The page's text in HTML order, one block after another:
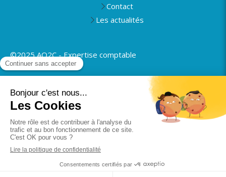
Contact
Les actualités
©2025 AO2C - Expertise comptable
Politique de confidentialité
Rapport de transparence